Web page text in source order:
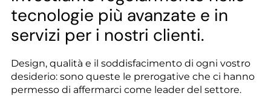
tecnologie più avanzate e in
servizi per i nostri clienti.
Design, qualità e il soddisfacimento di ogni vostro
desiderio: sono queste le prerogative che ci hanno
permesso di affermarci come leader del settore.